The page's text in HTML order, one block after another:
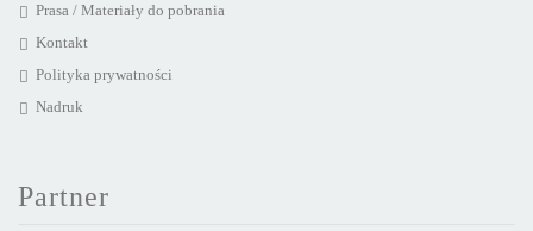
Prasa / Materiały do pobrania
Kontakt
Polityka prywatności
Nadruk
Partner